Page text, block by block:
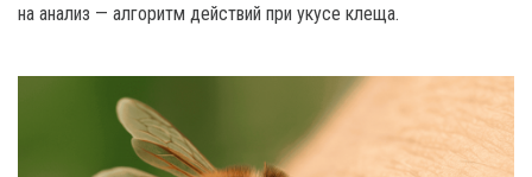
на анализ — алгоритм действий при укусе клеща.